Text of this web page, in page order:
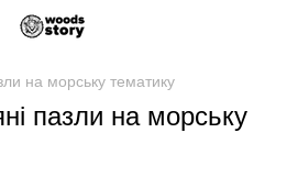
на морську тематику
пазли на морську